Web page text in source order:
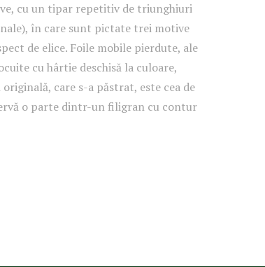
cu un tipar repetitiv de triunghiuri
în care sunt pictate trei motive
de elice. Foile mobile pierdute, ale
cu hârtie deschisă la culoare,
care s-a păstrat, este cea de
o parte dintr-un filigran cu contur